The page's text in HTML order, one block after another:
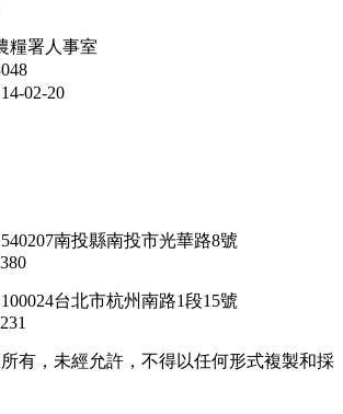
糧署人事室
02-20
南投縣南投市光華路8號
台北市杭州南路1段15號
有，未經允許，不得以任何形式複製和採